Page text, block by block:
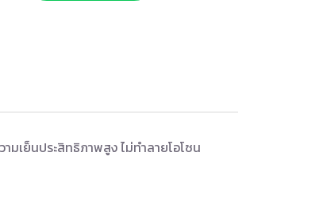
มเย็นประสิทธิภาพสูง ไม่ทำลายโอโซน